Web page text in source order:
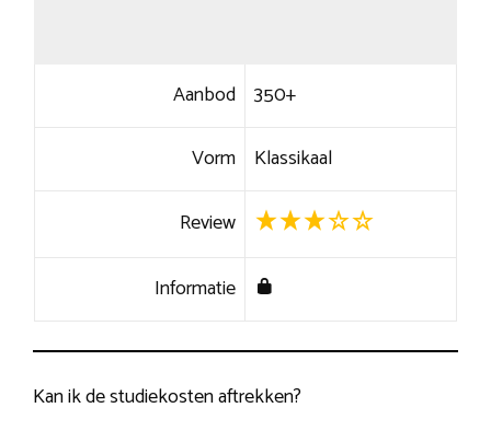
Aanbod 350+
Vorm Klassikaal
Review
Informatie
Kan ik de studiekosten aftrekken?